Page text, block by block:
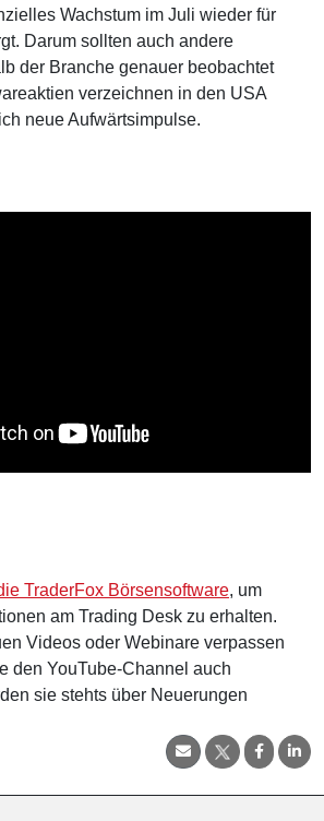
Wachstum im Juli wieder für
Darum sollten auch andere
der Branche genauer beobachtet
verzeichnen in den USA
neue Aufwärtsimpulse.
TraderFox Börsensoftware, um
am Trading Desk zu erhalten.
Videos oder Webinare verpassen
den YouTube-Channel auch
sie stehts über Neuerungen